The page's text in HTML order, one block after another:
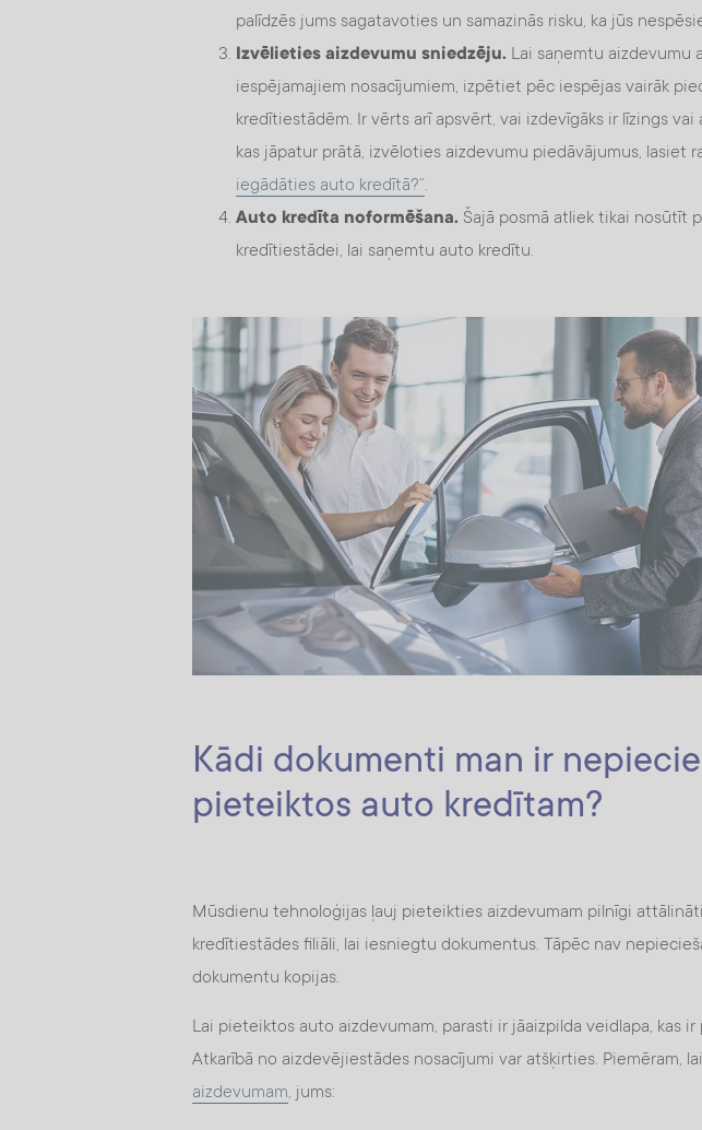
palīdzēs jums sagatavoties un samazinās risku, ka jūs
Izvēlieties aizdevumu sniedzēju. Lai saņemtu aizdevumu
iespējamajiem nosacījumiem, izpētiet pēc iespējas vairāk
kredītiestādēm. Ir vērts arī apsvērt, vai izdevīgāks ir līzings vai
kas jāpatur prātā, izvēloties aizdevumu piedāvājumus, lasiet
iegādāties auto kredītā?”.
Auto kredīta noformēšana. Šajā posmā atliek tikai nosūtīt
kredītiestādei, lai saņemtu auto kredītu.
Kādi dokumenti man ir
pieteiktos auto kredītam?
Mūsdienu tehnoloģijas ļauj pieteikties aizdevumam pilnīgi
kredītiestādes filiāli, lai iesniegtu dokumentus. Tāpēc nav
dokumentu kopijas.
Lai pieteiktos auto aizdevumam, parasti ir jāaizpilda veidlapa, kas
Atkarībā no aizdevējiestādes nosacījumi var atšķirties. Piemēram,
aizdevumam, jums: